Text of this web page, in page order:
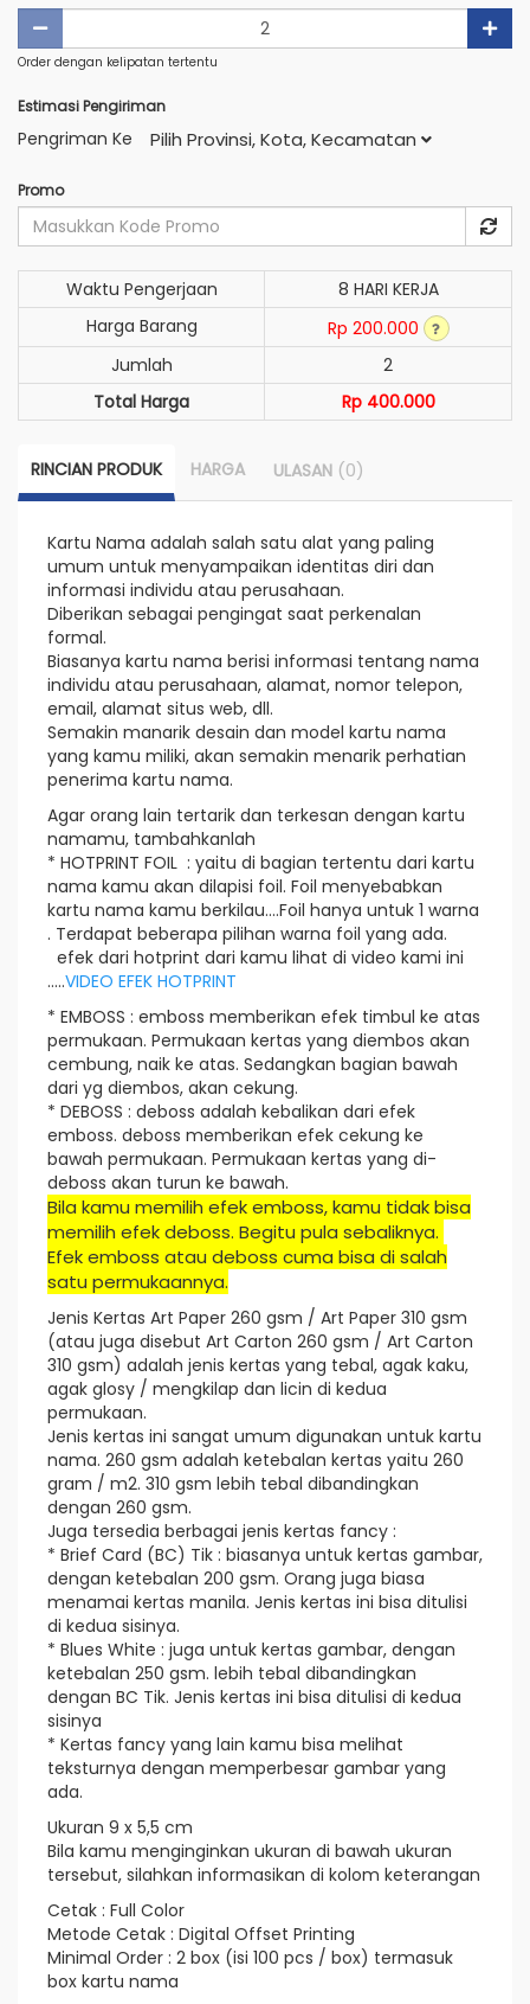
Order dengan kelipatan tertentu
Estimasi Pengiriman
Pengriman Ke Pilih Provinsi, Kota, Kecamatan
Promo
Waktu Pengerjaan
8 HARI KERJA
Harga Barang
Rp 200.000
Jumlah
2
Total Harga
Rp 400.000
RINCIAN PRODUK HARGA ULASAN (0)
Kartu Nama adalah salah satu alat yang paling
umum untuk menyampaikan identitas diri dan
informasi individu atau perusahaan.
Diberikan sebagai pengingat saat perkenalan
formal.
Biasanya kartu nama berisi informasi tentang nama
individu atau perusahaan, alamat, nomor telepon,
email, alamat situs web, dll.
Semakin manarik desain dan model kartu nama
yang kamu miliki, akan semakin menarik perhatian
penerima kartu nama.
Agar orang lain tertarik dan terkesan dengan kartu
namamu, tambahkanlah
* HOTPRINT FOIL : yaitu di bagian tertentu dari kartu
nama kamu akan dilapisi foil. Foil menyebabkan
kartu nama kamu berkilau....Foil hanya untuk 1 warna
. Terdapat beberapa pilihan warna foil yang ada.
efek dari hotprint dari kamu lihat di video kami ini
.....VIDEO EFEK HOTPRINT
* EMBOSS : emboss memberikan efek timbul ke atas
permukaan. Permukaan kertas yang diembos akan
cembung, naik ke atas. Sedangkan bagian bawah
dari yg diembos, akan cekung.
* DEBOSS : deboss adalah kebalikan dari efek
emboss. deboss memberikan efek cekung ke
bawah permukaan. Permukaan kertas yang di-
deboss akan turun ke bawah.
Bila kamu memilih efek emboss, kamu tidak bisa
memilih efek deboss. Begitu pula sebaliknya.
Efek emboss atau deboss cuma bisa di salah
satu permukaannya.
Jenis Kertas Art Paper 260 gsm / Art Paper 310 gsm
(atau juga disebut Art Carton 260 gsm / Art Carton
310 gsm) adalah jenis kertas yang tebal, agak kaku,
agak glosy / mengkilap dan licin di kedua
permukaan.
Jenis kertas ini sangat umum digunakan untuk kartu
nama. 260 gsm adalah ketebalan kertas yaitu 260
gram / m2. 310 gsm lebih tebal dibandingkan
dengan 260 gsm.
Juga tersedia berbagai jenis kertas fancy :
* Brief Card (BC) Tik : biasanya untuk kertas gambar,
dengan ketebalan 200 gsm. Orang juga biasa
menamai kertas manila. Jenis kertas ini bisa ditulisi
di kedua sisinya.
* Blues White : juga untuk kertas gambar, dengan
ketebalan 250 gsm. lebih tebal dibandingkan
dengan BC Tik. Jenis kertas ini bisa ditulisi di kedua
sisinya
* Kertas fancy yang lain kamu bisa melihat
teksturnya dengan memperbesar gambar yang
ada.
Ukuran 9 x 5,5 cm
Bila kamu menginginkan ukuran di bawah ukuran
tersebut, silahkan informasikan di kolom keterangan
Cetak : Full Color
Metode Cetak : Digital Offset Printing
Minimal Order : 2 box (isi 100 pcs / box) termasuk
box kartu nama